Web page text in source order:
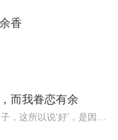
香
而我眷恋有余